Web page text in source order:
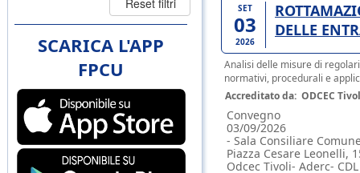
SCARICA L'APP
FPCU
SET
03
2026
DELLE
Analisi delle misure di
normativi, procedurali e
Accreditato da: ODCEC
Convegno
03/09/2026
- Sala Consiliare
Piazza Cesare Leonelli,
Odcec Tivoli- Aderc-